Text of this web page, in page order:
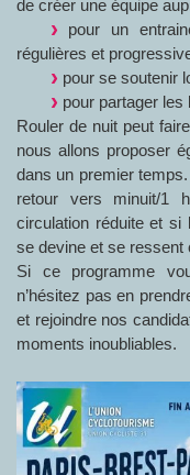
de créer une équipe
pour un
régulières et
pour se soutenir
pour partager les
Rouler de nuit peut
nous allons proposer
dans un premier
retour vers minuit/1
circulation réduite et
se devine et se ressent
Si ce programme
n’hésitez pas en
et rejoindre nos
moments inoubliables.